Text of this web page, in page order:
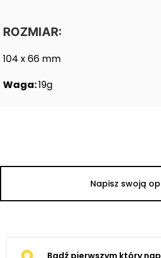
ROZMIAR:
104 x 66 mm
Waga:19g
Napisz swoją
Bądź pierwszym który